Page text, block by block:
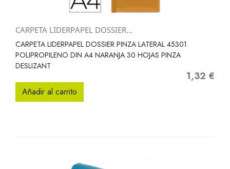
CARPETA LIDERPAPEL DOSSIER...
CARPETA LIDERPAPEL DOSSIER PINZA LATERAL 45301
POLIPROPILENO DIN A4 NARANJA 30 HOJAS PINZA
DESLIZANT
Precio
1,32 €
Añadir al carrito